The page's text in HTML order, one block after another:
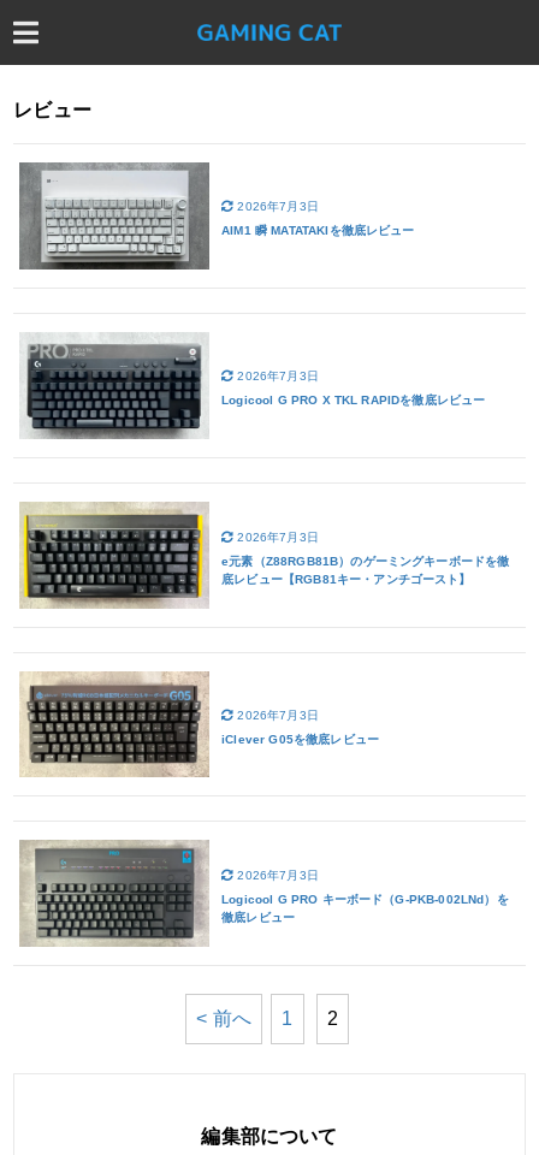
レビュー
2026年7月3日
AIM1 瞬 MATATAKIを徹底レビュー
2026年7月3日
Logicool G PRO X TKL RAPIDを徹底レビュー
2026年7月3日
e元素（Z88RGB81B）のゲーミングキーボードを徹
底レビュー【RGB81キー・アンチゴースト】
2026年7月3日
iClever G05を徹底レビュー
2026年7月3日
Logicool G PRO キーボード（G-PKB-002LNd）を
徹底レビュー
< 前へ 1 2
編集部について